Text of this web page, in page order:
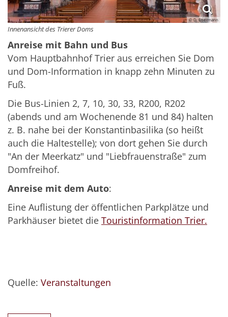
© D. Eisermann
Innenansicht des Trierer Doms
Anreise mit Bahn und Bus
Vom Hauptbahnhof Trier aus erreichen Sie Dom
und Dom-Information in knapp zehn Minuten zu
Fuß.
Die Bus-Linien 2, 7, 10, 30, 33, R200, R202
(abends und am Wochenende 81 und 84) halten
z. B. nahe bei der Konstantinbasilika (so heißt
auch die Haltestelle); von dort gehen Sie durch
"An der Meerkatz" und "Liebfrauenstraße" zum
Domfreihof.
Anreise mit dem Auto:
Eine Auflistung der öffentlichen Parkplätze und
Parkhäuser bietet die Touristinformation Trier.
Quelle: Veranstaltungen